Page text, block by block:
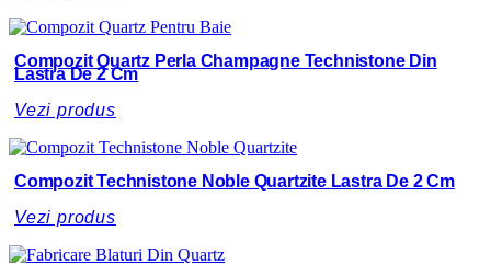
Compozit Quartz Perla Champagne Technistone Din
Lastra De 2 Cm
Vezi produs
Compozit Technistone Noble Quartzite Lastra De 2 Cm
Vezi produs